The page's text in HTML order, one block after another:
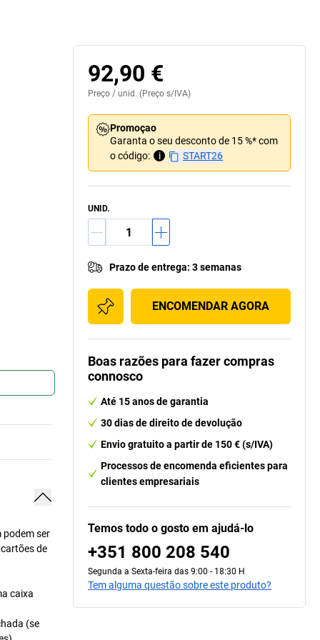
podem ser
de
caixa
(se
92,90 €
Preço / unid. (Preço s/IVA)
Promoçao
Garanta o seu desconto de 15 %* com
o código:
i START26
UNID.
Prazo de entrega: 3 semanas
ENCOMENDAR AGORA
Boas razões para fazer compras
connosco
Até 15 anos de garantia
30 dias de direito de devolução
Envio gratuito a partir de 150 € (s/IVA)
Processos de encomenda eficientes para
clientes empresariais
Temos todo o gosto em ajudá-lo
+351 800 208 540
Segunda a Sexta-feira das 9:00 - 18:30 H
Tem alguma questão sobre este produto?